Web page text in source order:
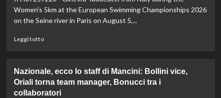
Women's 5km at the European Swimming Championships 2026
on the Seine river in Paris on August 5,...
Leggi tuttoLeggi
Taddeucci
bronzo
nella
Nazionale, ecco lo staff di Mancini: Bollini vice,
Oriali torna team manager, Bonucci tra i
collaboratori